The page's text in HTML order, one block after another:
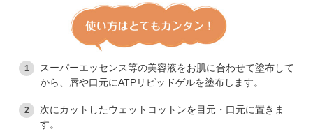
スーパーエッセンス等の美容液をお肌に合わせて塗布して
から、唇や口元にATPリピッドゲルを塗布します。
次にカットしたウェットコットンを目元・口元に置きま
す。